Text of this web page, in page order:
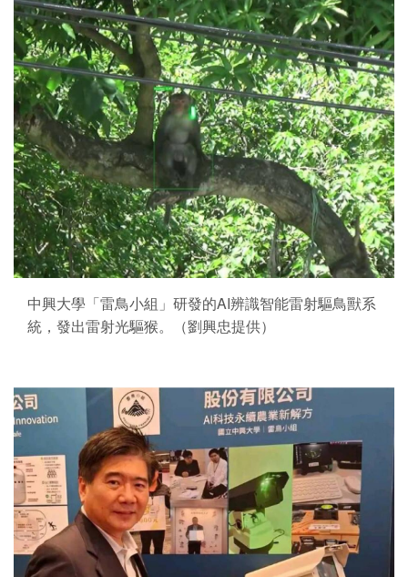
中興大學「雷鳥小組」研發的AI辨識智能雷射驅鳥獸系
統，發出雷射光驅猴。（劉興忠提供）